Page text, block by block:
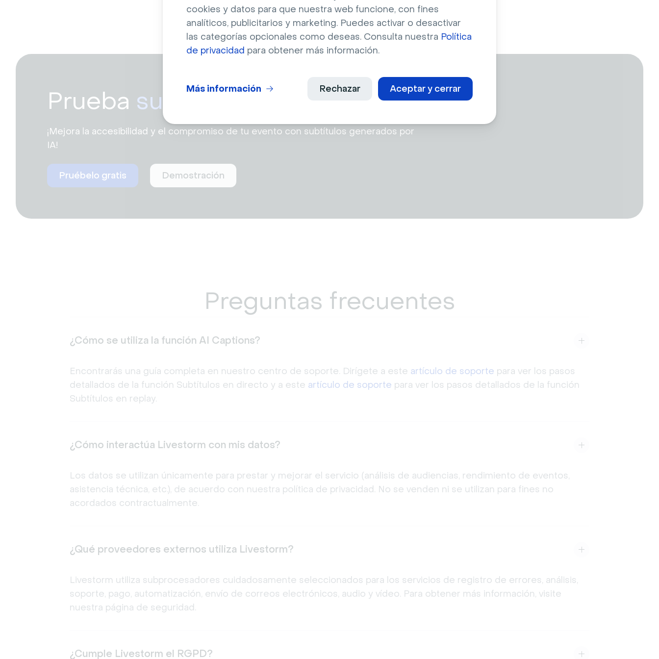
cookies y datos para que nuestra web funcione, con fines
analíticos, publicitarios y marketing. Puedes activar o desactivar
las categorías opcionales como deseas. Consulta nuestra Política
de privacidad para obtener más información.
Aceptar y cerrar
Rechazar
Más información
Prueba subtítulos AI hoy
¡Mejora la accesibilidad y el compromiso de tu evento con subtítulos generados por
IA!
Pruébelo gratis Demostración
Preguntas frecuentes
¿Cómo se utiliza la función AI Captions?
Encontrarás una guía completa en nuestro centro de soporte. Dirígete a este artículo de soporte para ver los pasos
detallados de la función Subtítulos en directo y a este artículo de soporte para ver los pasos detallados de la función
Subtítulos en replay.
¿Cómo interactúa Livestorm con mis datos?
Los datos se utilizan únicamente para prestar y mejorar el servicio (análisis de audiencias, rendimiento de eventos,
asistencia técnica, etc.), de acuerdo con nuestra política de privacidad. No se venden ni se utilizan para fines no
acordados contractualmente.
¿Qué proveedores externos utiliza Livestorm?
Livestorm utiliza subprocesadores cuidadosamente seleccionados para los servicios de registro de errores, análisis,
soporte, pago, automatización, envío de correos electrónicos, audio y vídeo. Para obtener más información, visite
nuestra página de seguridad.
¿Cumple Livestorm el RGPD?